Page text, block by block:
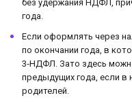
без удержания НДФЛ,
года.
Если оформлять через
по окончании года, в
3‑НДФЛ. Зато здесь
предыдущих года, если в
родителей.